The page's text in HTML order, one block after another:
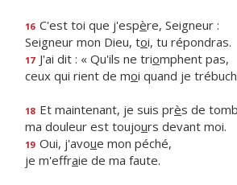
16 C'est toi que j'espère, Seigneur :
Seigneur mon Dieu, toi, tu répondras.
17 J'ai dit : « Qu'ils ne triomphent pas,
ceux qui rient de moi quand je
18 Et maintenant, je suis près de
ma douleur est toujours devant moi.
19 Oui, j'avoue mon péché,
je m'effraie de ma faute.